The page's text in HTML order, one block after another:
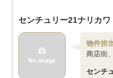
センチュリー21ナリカワ
物件担
商店街
センチ